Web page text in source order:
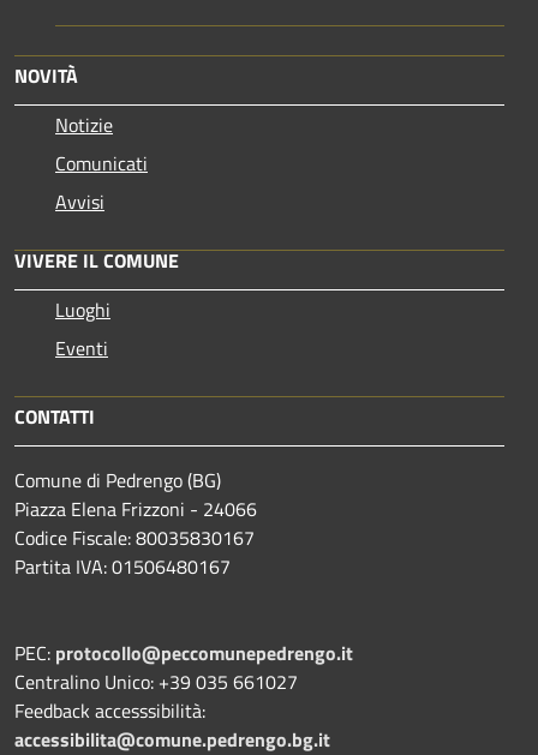
NOVITÀ
Notizie
Comunicati
Avvisi
VIVERE IL COMUNE
Luoghi
Eventi
CONTATTI
Comune di Pedrengo (BG)
Piazza Elena Frizzoni - 24066
Codice Fiscale: 80035830167
Partita IVA: 01506480167
PEC: protocollo@peccomunepedrengo.it
Centralino Unico: +39 035 661027
Feedback accesssibilità:
accessibilita@comune.pedrengo.bg.it